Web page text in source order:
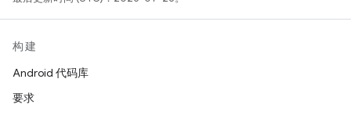
构建
Android 代码库
要求